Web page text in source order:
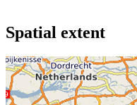
Spatial extent